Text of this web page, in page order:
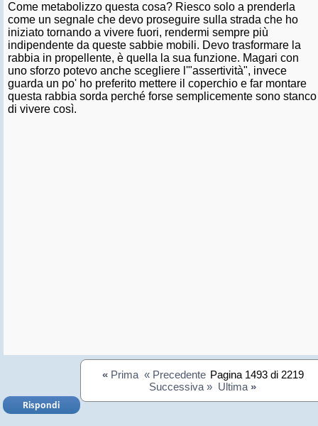
Come metabolizzo questa cosa? Riesco solo a prenderla
come un segnale che devo proseguire sulla strada che ho
iniziato tornando a vivere fuori, rendermi sempre più
indipendente da queste sabbie mobili. Devo trasformare la
rabbia in propellente, è quella la sua funzione. Magari con
uno sforzo potevo anche scegliere l'"assertività", invece
guarda un po' ho preferito mettere il coperchio e far montare
questa rabbia sorda perché forse semplicemente sono stanco
di vivere così.
« Prima « Precedente Pagina 1493 di 2219
Successiva » Ultima »